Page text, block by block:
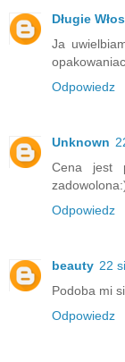
Długie
Ja
Odpowiedz
Unknown
Cena jest
Odpowiedz
beauty 22
Podoba mi
Odpowiedz